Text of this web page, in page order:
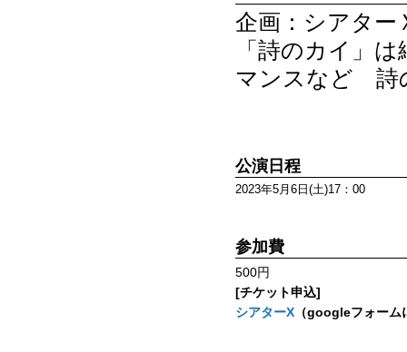
企画：シアター
「詩のカイ」
マンスなど 詩
公演日程
2023年5月6日(土)17：00
参加費
500円
[チケット申込]
シアターΧ （googleフォーム